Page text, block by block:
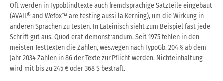
Oft werden in Typoblindtexte auch fremdsprachige Satzteile eingebaut
(AVAIL® and Wefox™ are testing aussi la Kerning), um die Wirkung in
anderen Sprachen zu testen. In Lateinisch sieht zum Beispiel fast jede
Schrift gut aus. Quod erat demonstrandum. Seit 1975 fehlen in den
meisten Testtexten die Zahlen, weswegen nach TypoGb. 204 § ab dem
Jahr 2034 Zahlen in 86 der Texte zur Pflicht werden. Nichteinhaltung
wird mit bis zu 245 € oder 368 $ bestraft.